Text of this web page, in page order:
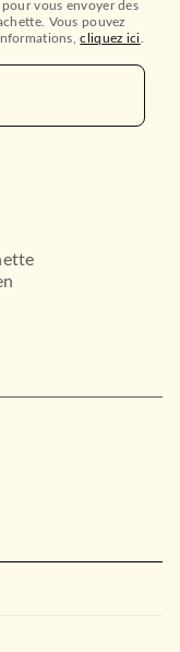
vous envoyer des
Vous pouvez
cliquez ici